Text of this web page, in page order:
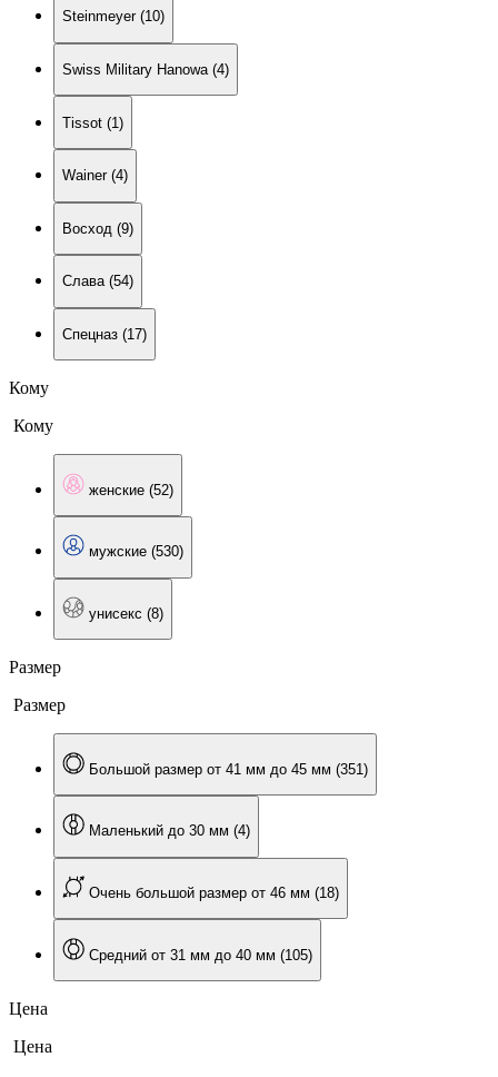
Steinmeyer (10)
Swiss Military Hanowa (4)
Tissot (1)
Wainer (4)
Восход (9)
Слава (54)
Спецназ (17)
Кому
Кому
женские (52)
мужские (530)
унисекс (8)
Размер
Размер
Большой размер от 41 мм до 45 мм (351)
Маленький до 30 мм (4)
Очень большой размер от 46 мм (18)
Средний от 31 мм до 40 мм (105)
Цена
Цена